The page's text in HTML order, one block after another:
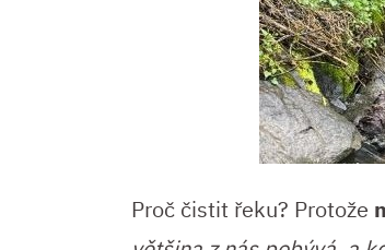
Proč čistit řeku? Protože